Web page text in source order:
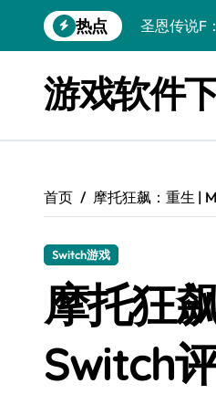
到
热点
幻刃奇美
终焉之玛格
休闲运动系
死灵法师
天籁之国
阿喀琉斯
小镇惊魂
游戏软件
首页 摩托狂飙：重生 |
Switch游戏
摩托狂
Switch